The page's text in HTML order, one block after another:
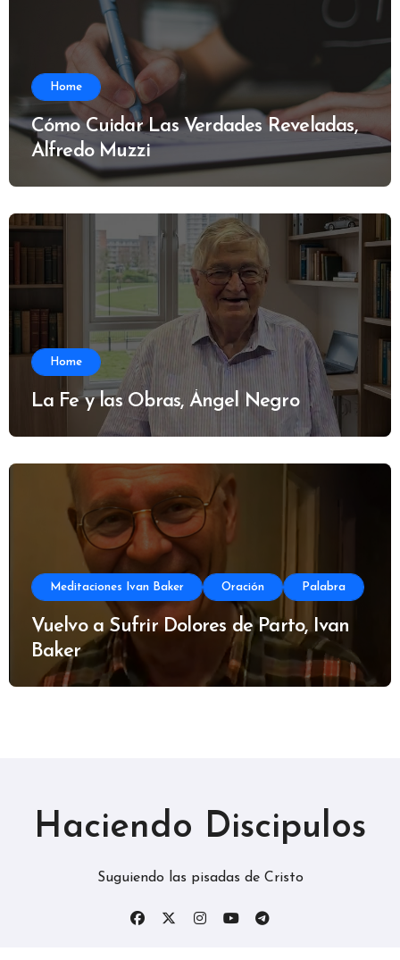
Home
Cómo Cuidar Las Verdades Reveladas,
Alfredo Muzzi
Home
La Fe y las Obras, Ángel Negro
Meditaciones Ivan Baker Oración Palabra
Vuelvo a Sufrir Dolores de Parto, Ivan
Baker
Haciendo Discipulos
Suguiendo las pisadas de Cristo